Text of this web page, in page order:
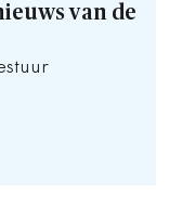
van de